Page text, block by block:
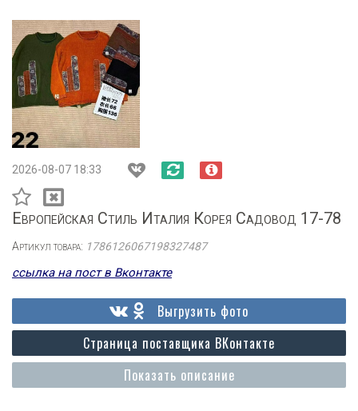
2026-08-07 18:33
Европейская Стиль Италия Корея Садовод 17-78
Артикул товара: 1786126067198327487
ссылка на пост в Вконтакте
Показать описание
Страница поставщика ВКонтакте
Выгрузить фото